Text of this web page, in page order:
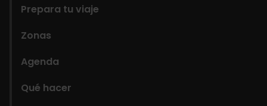
Prepara tu viaje
Zonas
Agenda
Qué hacer